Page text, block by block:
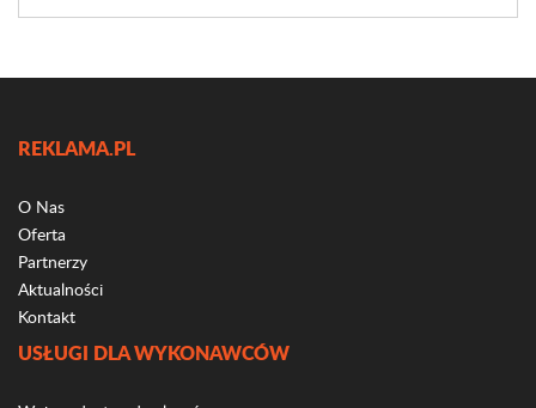
REKLAMA.PL
O Nas
Oferta
Partnerzy
Aktualności
Kontakt
USŁUGI DLA WYKONAWCÓW